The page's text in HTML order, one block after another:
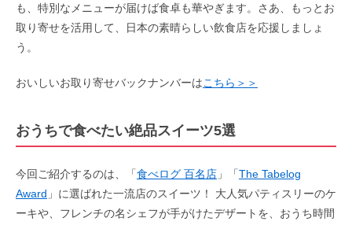
も、特別なメニューが届けば食卓も華やぎます。さあ、もっとお
取り寄せを活用して、日本の素晴らしい飲食店を応援しましょ
う。
おいしいお取り寄せバックナンバーはこちら＞＞
おうちで食べたい絶品スイーツ5選
今回ご紹介するのは、「食べログ 百名店 」「The Tabelog
Award 」に選ばれた一流店のスイーツ！ 大人気パティスリーのケ
ーキや、フレンチの名シェフが手がけたデザートを、おうち時間